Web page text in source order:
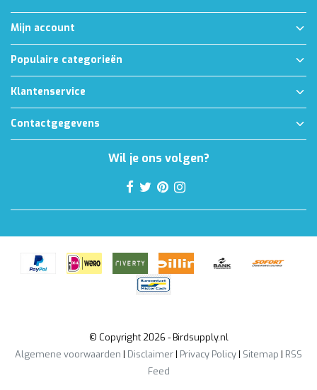
Mijn account
Populaire categorieën
Klantenservice
Contactgegevens
Wil je ons volgen?
© Copyright 2026 - Birdsupply.nl
Algemene voorwaarden | Disclaimer| Privacy Policy| Sitemap | RSS
Feed